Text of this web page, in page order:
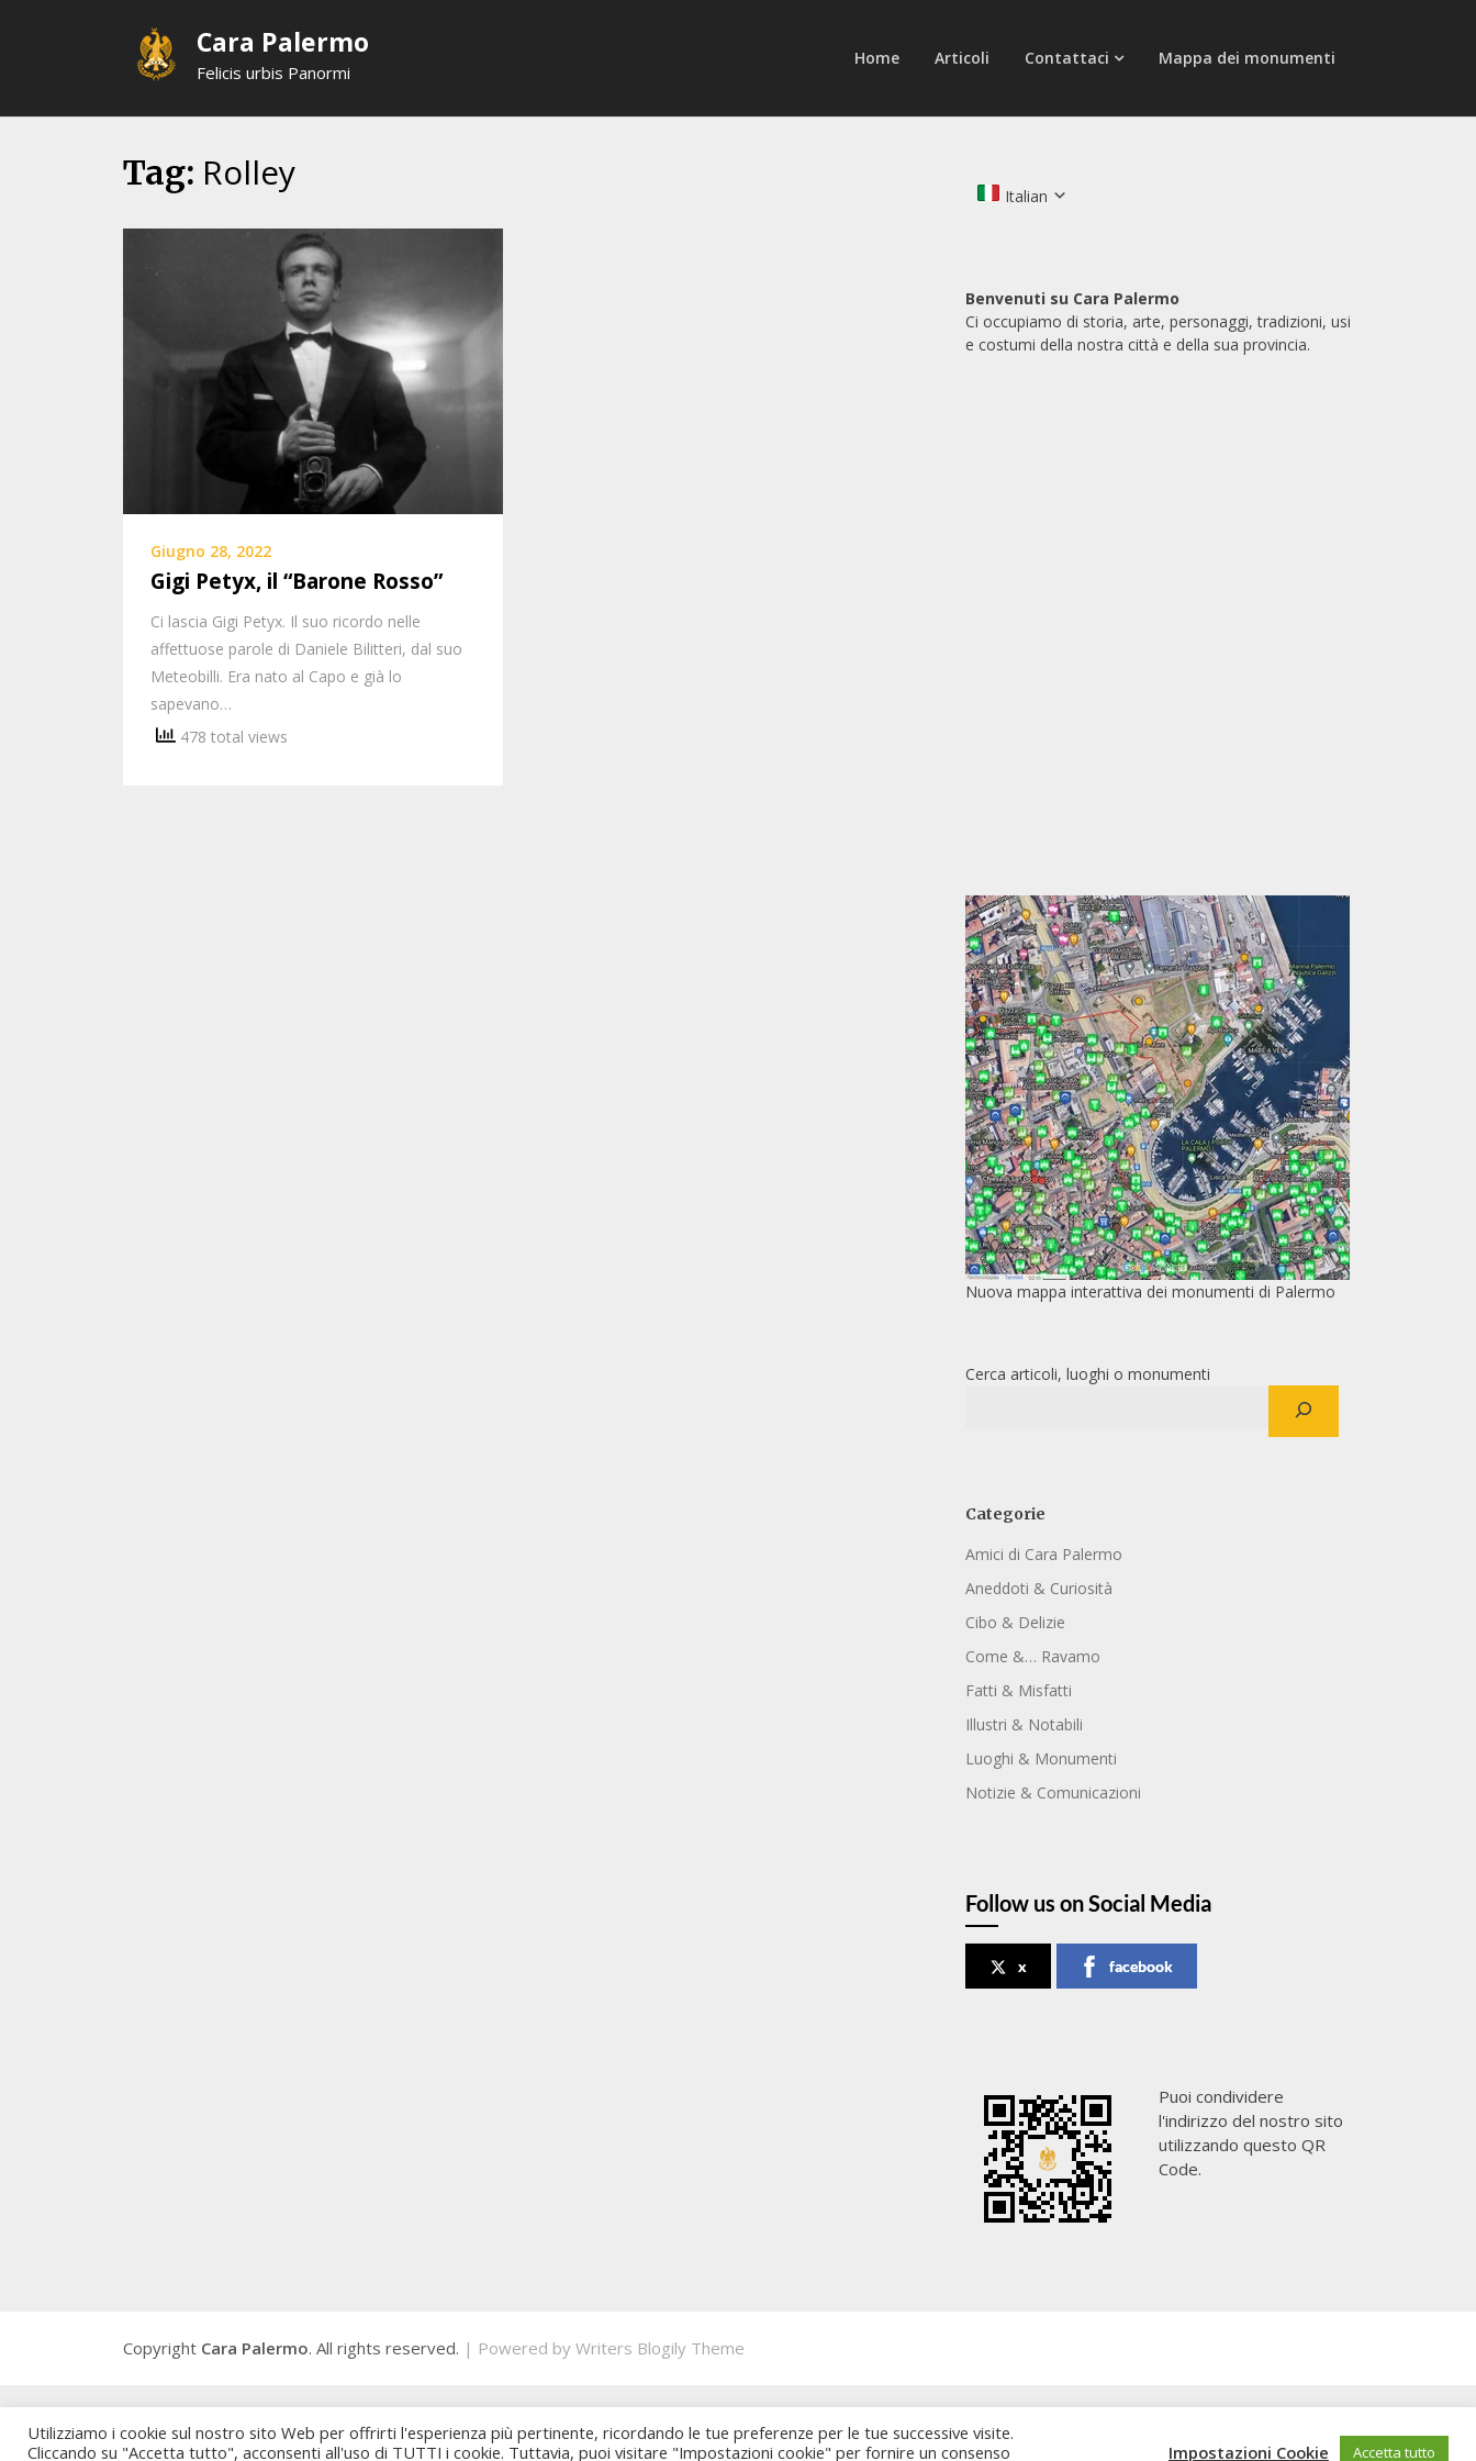
Cara Palermo
Felicis urbis Panormi
Home Articoli Contattaci Mappa dei monumenti
Tag: Rolley
Giugno 28, 2022
Gigi Petyx, il “Barone Rosso”
Ci lascia Gigi Petyx. Il suo ricordo nelle
affettuose parole di Daniele Bilitteri, dal suo
Meteobilli. Era nato al Capo e già lo
sapevano…
478 total views
Italian
Benvenuti su Cara Palermo
Ci occupiamo di storia, arte, personaggi, tradizioni, usi
e costumi della nostra città e della sua provincia.
Nuova mappa interattiva dei monumenti di Palermo
Cerca articoli, luoghi o monumenti
Categorie
Amici di Cara Palermo
Aneddoti & Curiosità
Cibo & Delizie
Come &… Ravamo
Fatti & Misfatti
Illustri & Notabili
Luoghi & Monumenti
Notizie & Comunicazioni
Follow us on Social Media
x facebook
Puoi condividere
l'indirizzo del nostro sito
utilizzando questo QR
Code.
Copyright Cara Palermo. All rights reserved. | Powered by Writers Blogily Theme
Utilizziamo i cookie sul nostro sito Web per offrirti l'esperienza più pertinente, ricordando le tue preferenze per le tue successive visite.
Cliccando su "Accetta tutto", acconsenti all'uso di TUTTI i cookie. Tuttavia, puoi visitare "Impostazioni cookie" per fornire un consenso
Impostazioni Cookie Accetta tutto